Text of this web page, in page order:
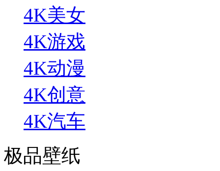
4K美女
4K游戏
4K动漫
4K创意
4K汽车
极品壁纸